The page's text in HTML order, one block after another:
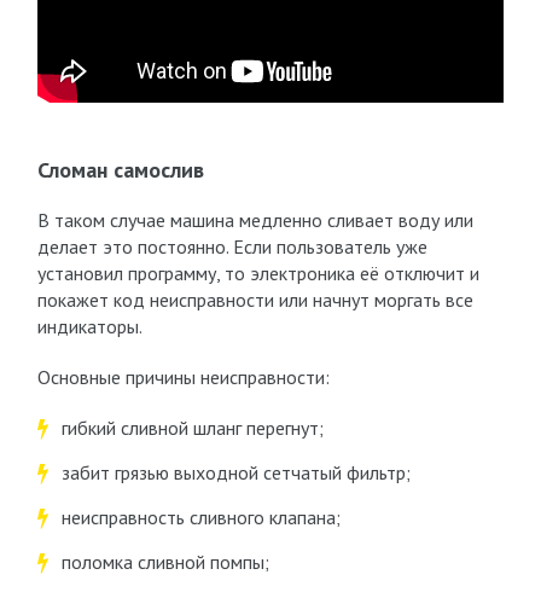
Сломан самослив
В таком случае машина медленно сливает воду или
делает это постоянно. Если пользователь уже
установил программу, то электроника её отключит и
покажет код неисправности или начнут моргать все
индикаторы.
Основные причины неисправности:
гибкий сливной шланг перегнут;
забит грязью выходной сетчатый фильтр;
неисправность сливного клапана;
поломка сливной помпы;